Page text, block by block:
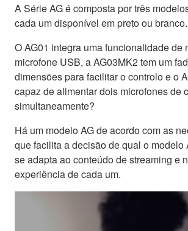
A Série AG é composta por três
cada um disponível em preto ou branco.
O AG01 integra uma funcionalidade de
microfone USB, a AG03MK2 tem um
dimensões para facilitar o controlo e o
capaz de alimentar dois microfones de
simultaneamente?
Há um modelo AG de acordo com as
que facilita a decisão de qual o modelo
se adapta ao conteúdo de streaming e
experiência de cada um.